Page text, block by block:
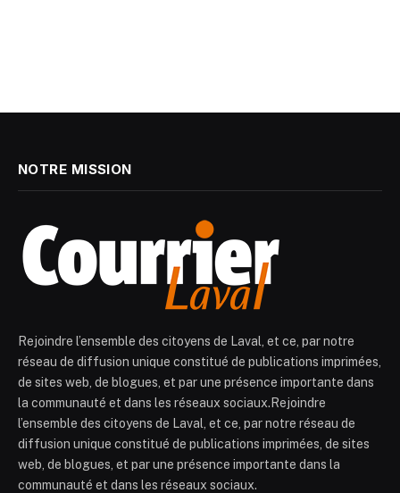
NOTRE MISSION
Rejoindre l’ensemble des citoyens de Laval, et ce, par notre
réseau de diffusion unique constitué de publications imprimées,
de sites web, de blogues, et par une présence importante dans
la communauté et dans les réseaux sociaux.Rejoindre
l’ensemble des citoyens de Laval, et ce, par notre réseau de
diffusion unique constitué de publications imprimées, de sites
web, de blogues, et par une présence importante dans la
communauté et dans les réseaux sociaux.